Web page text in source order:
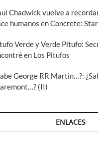
Chadwick vuelve a
humanos en Concrete:
Verde y Verde Pitufo:
en Los Pitufos
George RR Martin…?:
(II)
ENLACES